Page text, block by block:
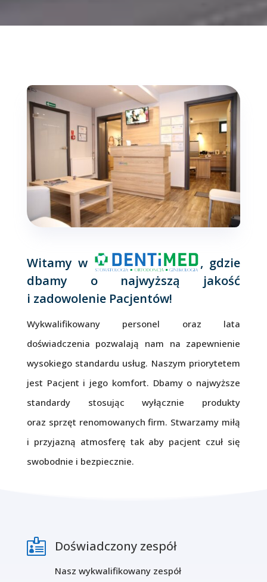
Witamy w
, gdzie
dbamy o najwyższą jakość
i zadowolenie Pacjentów!
Wykwalifikowany personel oraz lata
doświadczenia pozwalają nam na zapewnienie
wysokiego standardu usług. Naszym priorytetem
jest Pacjent i jego komfort. Dbamy o najwyższe
standardy stosując wyłącznie produkty
oraz sprzęt renomowanych firm. Stwarzamy miłą
i przyjazną atmosferę tak aby pacjent czuł się
swobodnie i bezpiecznie.
 Doświadczony zespół
Nasz wykwalifikowany zespół